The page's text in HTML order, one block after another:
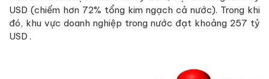
USD (chiếm hơn 72% tổng kim ngạch cả nước). Trong khi
đó, khu vực doanh nghiệp trong nước đạt khoảng 257 tỷ
USD .